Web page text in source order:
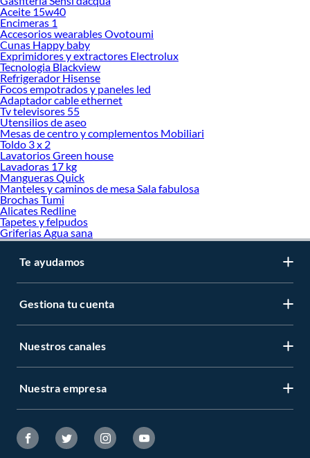
Aceite 15w40
Encimeras 1
Accesorios wearables Ovotoumi
Cunas Happy baby
Exprimidores y extractores Electrolux
Tecnologia Blackview
Refrigerador Hisense
Focos empotrados y paneles led
Adaptador cable ethernet
Tv televisores 55
Utensilios de aseo
Mesas de centro y complementos Mobiliari
Toldo 3 x 2
Lavatorios Green house
Lavadoras 17 kg
Mangueras Quick
Manteles y caminos de mesa Sala fabulosa
Brochas Tumi
Alicates Redline
Tapetes y felpudos
Griferias Agua sana
Te ayudamos
Gestiona tu cuenta
Nuestros canales
Nuestra empresa